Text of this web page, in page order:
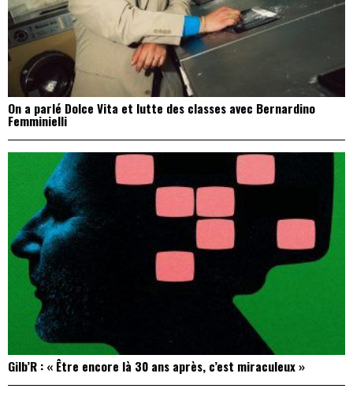
On a parlé Dolce Vita et lutte des classes avec Bernardino
Femminielli
Gilb’R : « Être encore là 30 ans après, c’est miraculeux »